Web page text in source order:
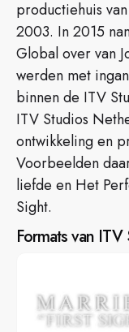
productiehuis
2003. In 2015
Global over van
werden met
binnen de ITV
ITV Studios
ontwikkeling en
Voorbeelden
liefde en Het
Sight.
Formats van ITV